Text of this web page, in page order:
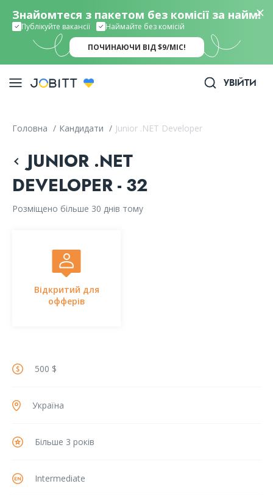
Знайомтеся з пакетом без комісії за найм!
Публікуйте вакансії Наймайте без комісій
ПОЧИНАЮЧИ ВІД $9/МІС!
УВІЙТИ
Головна / Кандидати / Junior .NET Developer
JUNIOR .NET
DEVELOPER - 32
Розміщено більше 30 днів тому
Відкритий для
офферів
500 $
Україна
Більше 3 років
Intermediate